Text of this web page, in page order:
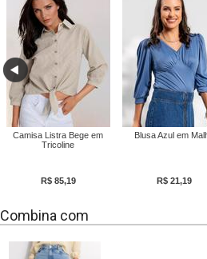
Camisa Listra Bege em
Tricoline
R$ 85,19
Blusa Azul em
R$ 21,19
Combina com